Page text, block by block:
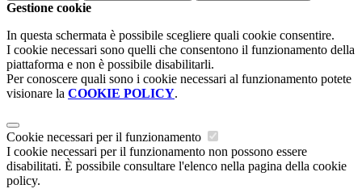
Gestione cookie
In questa schermata è possibile scegliere quali cookie consentire.
I cookie necessari sono quelli che consentono il funzionamento della
piattaforma e non è possibile disabilitarli.
Per conoscere quali sono i cookie necessari al funzionamento potete
visionare la COOKIE POLICY.
Cookie necessari per il funzionamento
I cookie necessari per il funzionamento non possono essere
disabilitati. È possibile consultare l'elenco nella pagina della cookie
policy.